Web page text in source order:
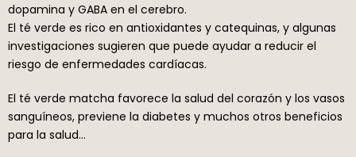
dopamina y GABA en el cerebro.
El té verde es rico en antioxidantes y catequinas, y algunas
investigaciones sugieren que puede ayudar a reducir el
riesgo de enfermedades cardíacas.
El té verde matcha favorece la salud del corazón y los vasos
sanguíneos, previene la diabetes y muchos otros beneficios
para la salud…